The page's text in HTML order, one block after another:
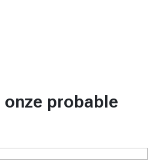
onze probable